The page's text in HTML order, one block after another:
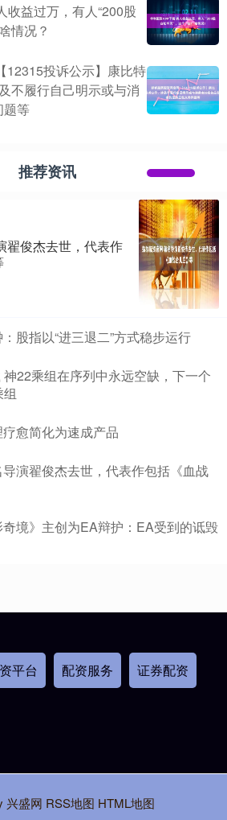
益过万，有人“200股
情况？
12315投诉公示】康比特
不履行自己明示或与消
题等
推荐资讯
翟俊杰去世，代表作
股指以“进三退二”方式稳步运行
22乘组在序列中永远空缺，下一个
愈简化为速成产品
演翟俊杰去世，代表作包括《血战
境》主创为EA辩护：EA受到的诋毁
平台 配资服务 证券配资
兴盛网 RSS地图 HTML地图